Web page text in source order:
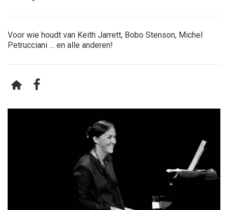
Voor wie houdt van Keith Jarrett, Bobo Stenson, Michel
Petrucciani … en alle anderen!